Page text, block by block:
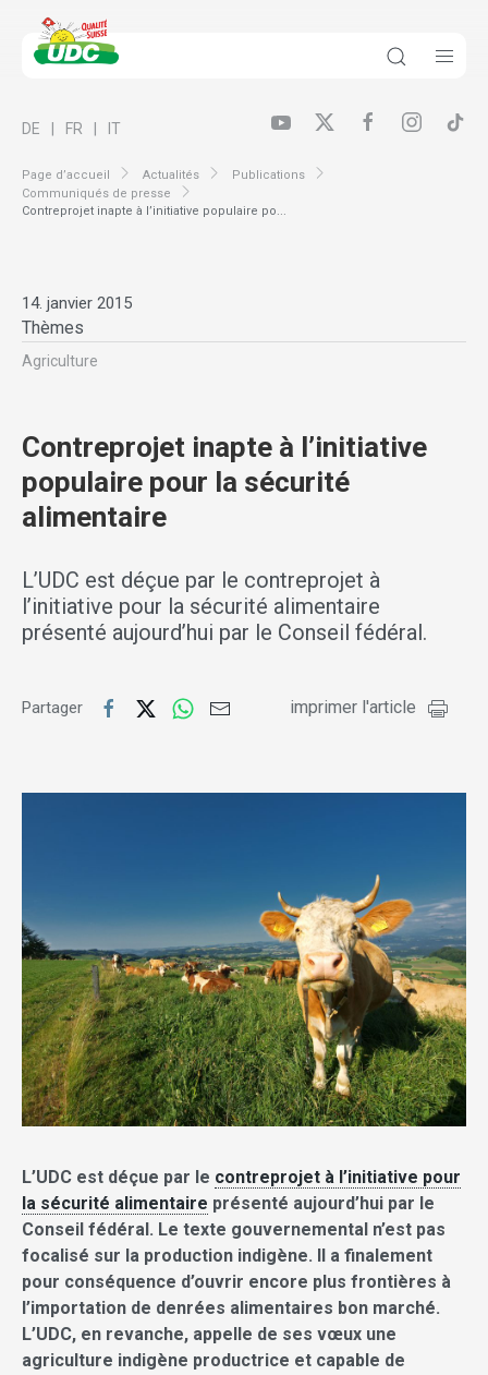
Page d’accueil Actualités
Publications
Communiqués de presse
Contreprojet inapte à l’initiative populaire po...
DE FR IT
14. janvier 2015
Thèmes
Agriculture
Contreprojet inapte à l’initiative
populaire pour la sécurité
alimentaire
L’UDC est déçue par le contreprojet à
l’initiative pour la sécurité alimentaire
présenté aujourd’hui par le Conseil fédéral.
Partager imprimer l'article
L’UDC est déçue par le contreprojet à l’initiative pour
la sécurité alimentaire présenté aujourd’hui par le
Conseil fédéral. Le texte gouvernemental n’est pas
focalisé sur la production indigène. Il a finalement
pour conséquence d’ouvrir encore plus frontières à
l’importation de denrées alimentaires bon marché.
L’UDC, en revanche, appelle de ses vœux une
agriculture indigène productrice et capable de